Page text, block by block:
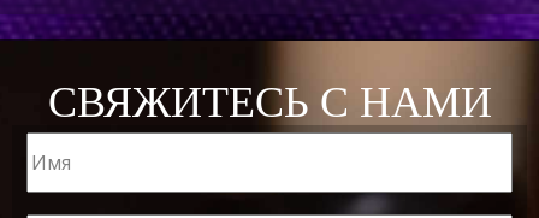
СВЯЖИТЕСЬ С НАМИ